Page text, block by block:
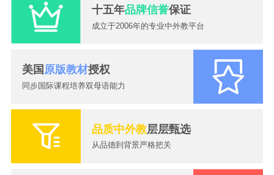
十五年品牌信誉保证
成立于2006年的专业中外教平台
美国 原版教材授权
同步国际课程培养双母语能力
品质中外教层层甄选
从品德到背景严格把关